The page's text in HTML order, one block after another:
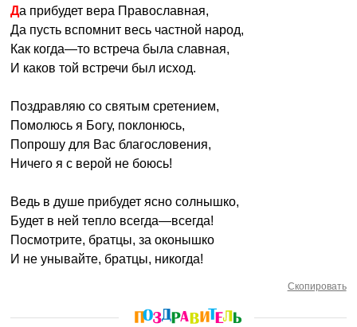
Да прибудет вера Православная,
Да пусть вспомнит весь частной народ,
Как когда—то встреча была славная,
И каков той встречи был исход.
Поздравляю со святым сретением,
Помолюсь я Богу, поклонюсь,
Попрошу для Вас благословения,
Ничего я с верой не боюсь!
Ведь в душе прибудет ясно солнышко,
Будет в ней тепло всегда—всегда!
Посмотрите, братцы, за оконышко
И не унывайте, братцы, никогда!
Скопировать